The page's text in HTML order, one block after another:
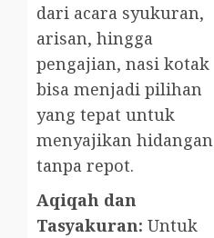
dari acara syukuran,
arisan, hingga
pengajian, nasi kotak
bisa menjadi pilihan
yang tepat untuk
menyajikan hidangan
tanpa repot.
Aqiqah dan
Tasyakuran: Untuk